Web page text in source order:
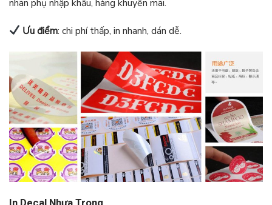
nhãn phụ nhập khẩu, hàng khuyến mãi.
Ưu điểm: chi phí thấp, in nhanh, dán dễ.
In Decal Nhựa Trong